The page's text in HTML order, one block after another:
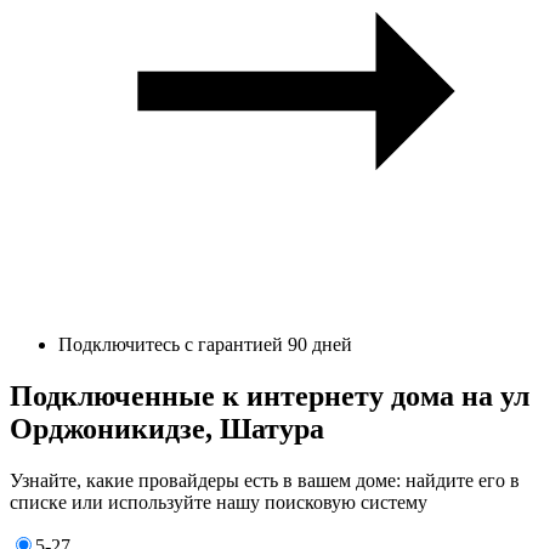
Подключитесь с гарантией 90 дней
Подключенные к интернету дома на ул
Орджоникидзе, Шатура
Узнайте, какие провайдеры есть в вашем доме: найдите его в
списке или используйте нашу поисковую систему